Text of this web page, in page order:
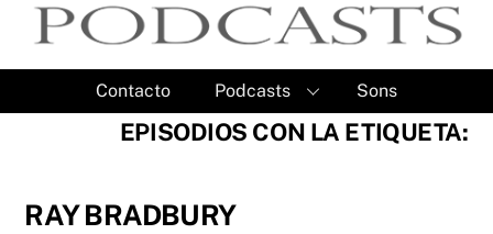
Contacto Podcasts Sons
EPISODIOS CON LA ETIQUETA:
RAY BRADBURY